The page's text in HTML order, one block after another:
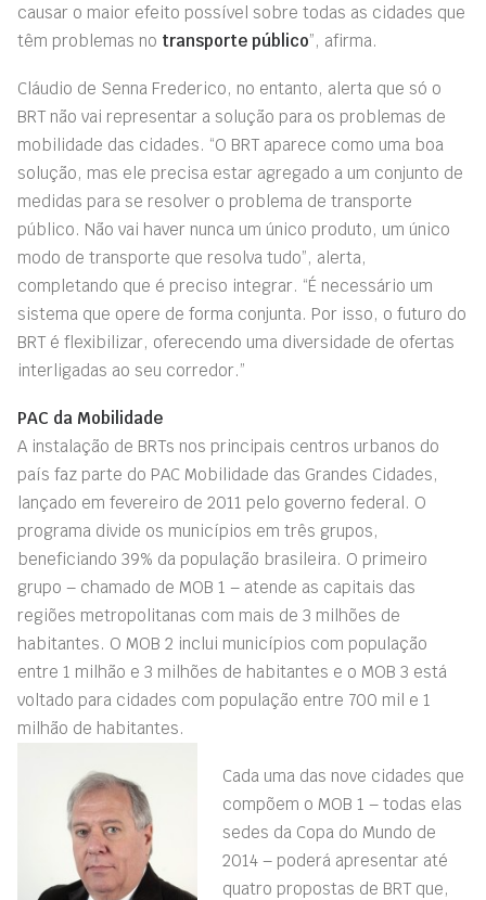
causar o maior efeito possível sobre todas as cidades que
têm problemas no transporte público”, afirma.
Cláudio de Senna Frederico, no entanto, alerta que só o
BRT não vai representar a solução para os problemas de
mobilidade das cidades. “O BRT aparece como uma boa
solução, mas ele precisa estar agregado a um conjunto de
medidas para se resolver o problema de transporte
público. Não vai haver nunca um único produto, um único
modo de transporte que resolva tudo”, alerta,
completando que é preciso integrar. “É necessário um
sistema que opere de forma conjunta. Por isso, o futuro do
BRT é flexibilizar, oferecendo uma diversidade de ofertas
interligadas ao seu corredor.”
PAC da Mobilidade
A instalação de BRTs nos principais centros urbanos do
país faz parte do PAC Mobilidade das Grandes Cidades,
lançado em fevereiro de 2011 pelo governo federal. O
programa divide os municípios em três grupos,
beneficiando 39% da população brasileira. O primeiro
grupo – chamado de MOB 1 – atende as capitais das
regiões metropolitanas com mais de 3 milhões de
habitantes. O MOB 2 inclui municípios com população
entre 1 milhão e 3 milhões de habitantes e o MOB 3 está
voltado para cidades com população entre 700 mil e 1
milhão de habitantes.
Cada uma das nove cidades que
compõem o MOB 1 – todas elas
sedes da Copa do Mundo de
2014 – poderá apresentar até
quatro propostas de BRT que,